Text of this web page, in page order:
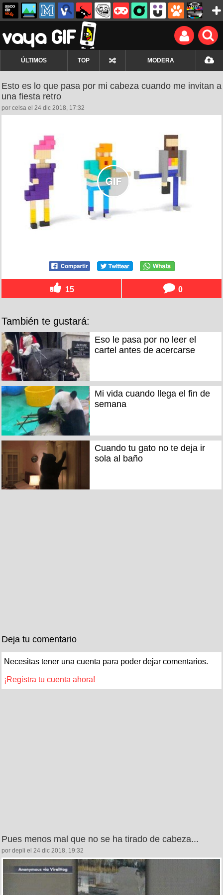
ÚLTIMOS TOP MODERA
Esto es lo que pasa por mi cabeza cuando me invitan a
una fiesta retro
por celsa el 24 dic 2018, 17:32
15 0
También te gustará:
Eso le pasa por no leer el
cartel antes de acercarse
Mi vida cuando llega el fin de
semana
Cuando tu gato no te deja ir
sola al baño
Deja tu comentario
Necesitas tener una cuenta para poder dejar comentarios.
¡Registra tu cuenta ahora!
Pues menos mal que no se ha tirado de cabeza...
por depli el 24 dic 2018, 19:32